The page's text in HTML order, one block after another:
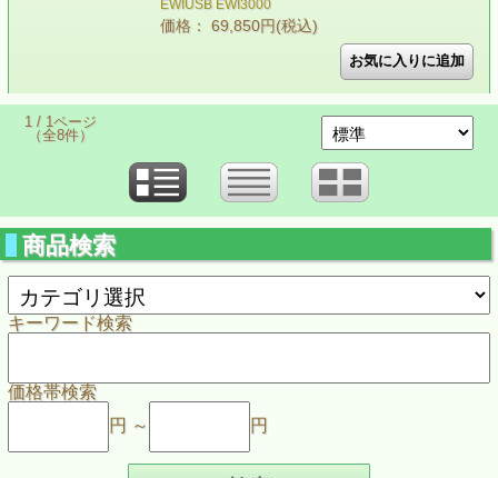
EWIUSB EWI3000
価格： 69,850円(税込)
1 / 1ページ
（全8件）
商品検索
キーワード検索
価格帯検索
円 ～
円